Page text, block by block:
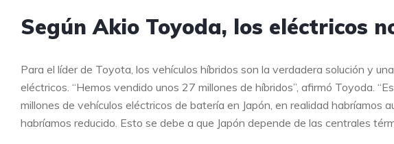
Según Akio Toyoda, los eléctricos
Para el líder de Toyota, los vehículos híbridos son la verdadera solución y
eléctricos. “Hemos vendido unos 27 millones de híbridos”, afirmó Toyoda.
millones de vehículos eléctricos de batería en Japón, en realidad habríamos
habríamos reducido. Esto se debe a que Japón depende de las centrales